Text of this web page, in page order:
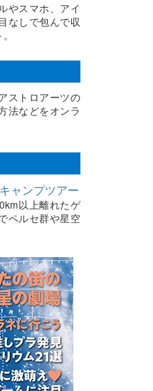
やスマホ、アイ
なしで包んで収
ストロアーツの
法などをオンラ
ャンプツアー
以上離れたゲ
ペルセ群や星空